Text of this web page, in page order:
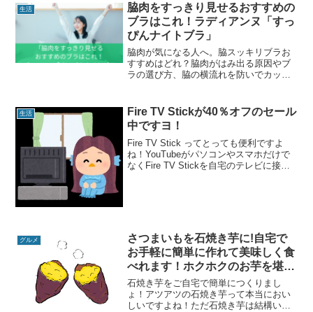
生活
脇肉をすっきり見せるおすすめの
ブラはこれ！ラディアンヌ「すっ
ぴんナイトブラ」
脇肉が気になる人へ。脇スッキリブラお
すすめはどれ？脇肉がはみ出る原因やブ
ラの選び方、脇の横流れを防いでカップ
ブラ」も紹介します。
生活
Fire TV Stickが40％オフのセール
中ですヨ！
Fire TV Stick ってとっても便利ですよ
ね！YouTubeがパソコンやスマホだけで
なくFire TV Stickを自宅のテレビに接続
グルメ
さつまいもを石焼き芋に!自宅で
お手軽に簡単に作れて美味しく食
べれます！ホクホクのお芋を堪
能!!
石焼き芋をご自宅で簡単につくりまし
ょ！アツアツの石焼き芋って本当におい
しいですよね！ただ石焼き芋は結構いい